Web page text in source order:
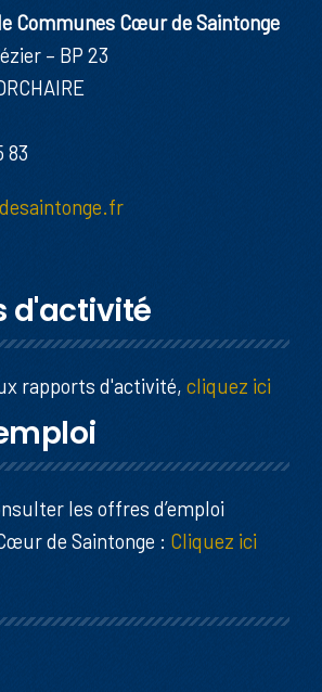
Communes Cœur de Saintonge
– BP 23
83
d'activité
rapports d'activité, cliquez ici
les offres d’emploi
de Saintonge : Cliquez ici